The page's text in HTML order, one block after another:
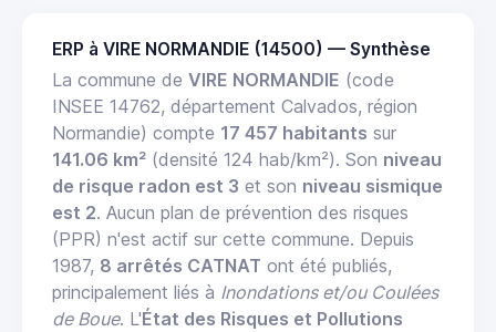
ERP à VIRE NORMANDIE (14500) — Synthèse
La commune de VIRE NORMANDIE (code
INSEE 14762, département Calvados, région
Normandie) compte 17 457 habitants sur
141.06 km² (densité 124 hab/km²). Son niveau
de risque radon est 3 et son niveau sismique
est 2. Aucun plan de prévention des risques
(PPR) n'est actif sur cette commune. Depuis
1987, 8 arrêtés CATNAT ont été publiés,
principalement liés à Inondations et/ou Coulées
de Boue. L'État des Risques et Pollutions